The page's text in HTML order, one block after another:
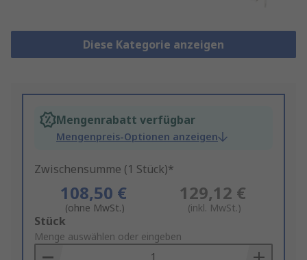
Diese Kategorie anzeigen
Mengenrabatt verfügbar
Mengenpreis-Optionen anzeigen
Zwischensumme (1 Stück)*
108,50 €
(ohne MwSt.)
129,12 €
(inkl. MwSt.)
Add
to
Basket
Stück
Menge auswählen oder eingeben